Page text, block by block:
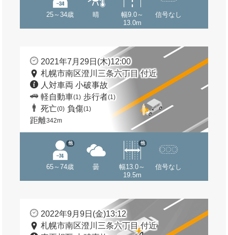
25～34歳 晴
幅9.0～
13.0m
信号なし
2021年7月29日(木)12:00
札幌市南区澄川三条六丁目 付近
人対車両 小破事故
軽自動車(1) 歩行者(1)
死亡(0) 負傷(1)
距離342m
65～74歳
他
曇
幅13.0～
19.5m
他
信号なし
2022年9月9日(金)13:12
札幌市南区澄川三条六丁目 付近